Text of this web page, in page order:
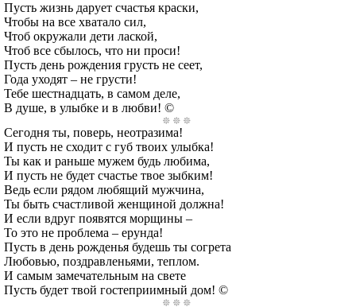
Пусть жизнь дарует счастья краски,
Чтобы на все хватало сил,
Чтоб окружали дети лаской,
Чтоб все сбылось, что ни проси!
Пусть день рождения грусть не сеет,
Года уходят – не грусти!
Тебе шестнадцать, в самом деле,
В душе, в улыбке и в любви! ©
Сегодня ты, поверь, неотразима!
И пусть не сходит с губ твоих улыбка!
Ты как и раньше мужем будь любима,
И пусть не будет счастье твое зыбким!
Ведь если рядом любящий мужчина,
Ты быть счастливой женщиной должна!
И если вдруг появятся морщины –
То это не проблема – ерунда!
Пусть в день рожденья будешь ты согрета
Любовью, поздравленьями, теплом.
И самым замечательным на свете
Пусть будет твой гостеприимный дом! ©